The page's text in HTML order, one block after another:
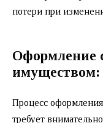
потери при
Оформление
Процесс
требует